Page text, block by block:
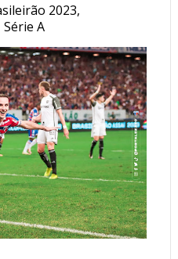
2023,
Série A